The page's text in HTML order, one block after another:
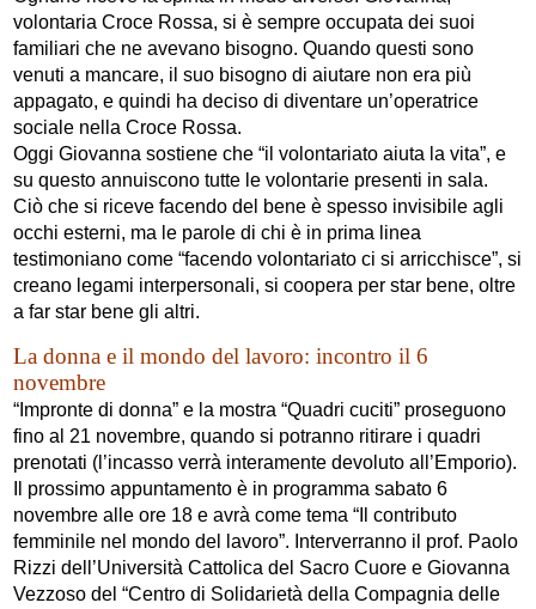
volontaria Croce Rossa, si è sempre occupata dei suoi
familiari che ne avevano bisogno. Quando questi sono
venuti a mancare, il suo bisogno di aiutare non era più
appagato, e quindi ha deciso di diventare un’operatrice
sociale nella Croce Rossa.
Oggi Giovanna sostiene che “il volontariato aiuta la vita”, e
su questo annuiscono tutte le volontarie presenti in sala.
Ciò che si riceve facendo del bene è spesso invisibile agli
occhi esterni, ma le parole di chi è in prima linea
testimoniano come “facendo volontariato ci si arricchisce”, si
creano legami interpersonali, si coopera per star bene, oltre
a far star bene gli altri.
La donna e il mondo del lavoro: incontro il 6
novembre
“Impronte di donna” e la mostra “Quadri cuciti” proseguono
fino al 21 novembre, quando si potranno ritirare i quadri
prenotati (l’incasso verrà interamente devoluto all’Emporio).
Il prossimo appuntamento è in programma sabato 6
novembre alle ore 18 e avrà come tema “Il contributo
femminile nel mondo del lavoro”. Interverranno il prof. Paolo
Rizzi dell’Università Cattolica del Sacro Cuore e Giovanna
Vezzoso del “Centro di Solidarietà della Compagnia delle